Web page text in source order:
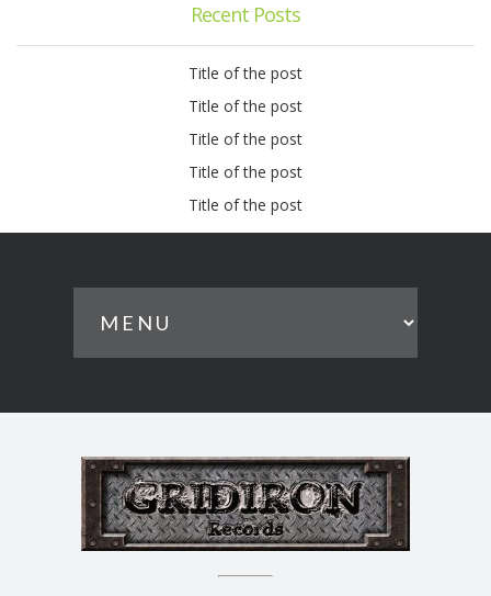
Recent Posts
Title of the post
Title of the post
Title of the post
Title of the post
Title of the post